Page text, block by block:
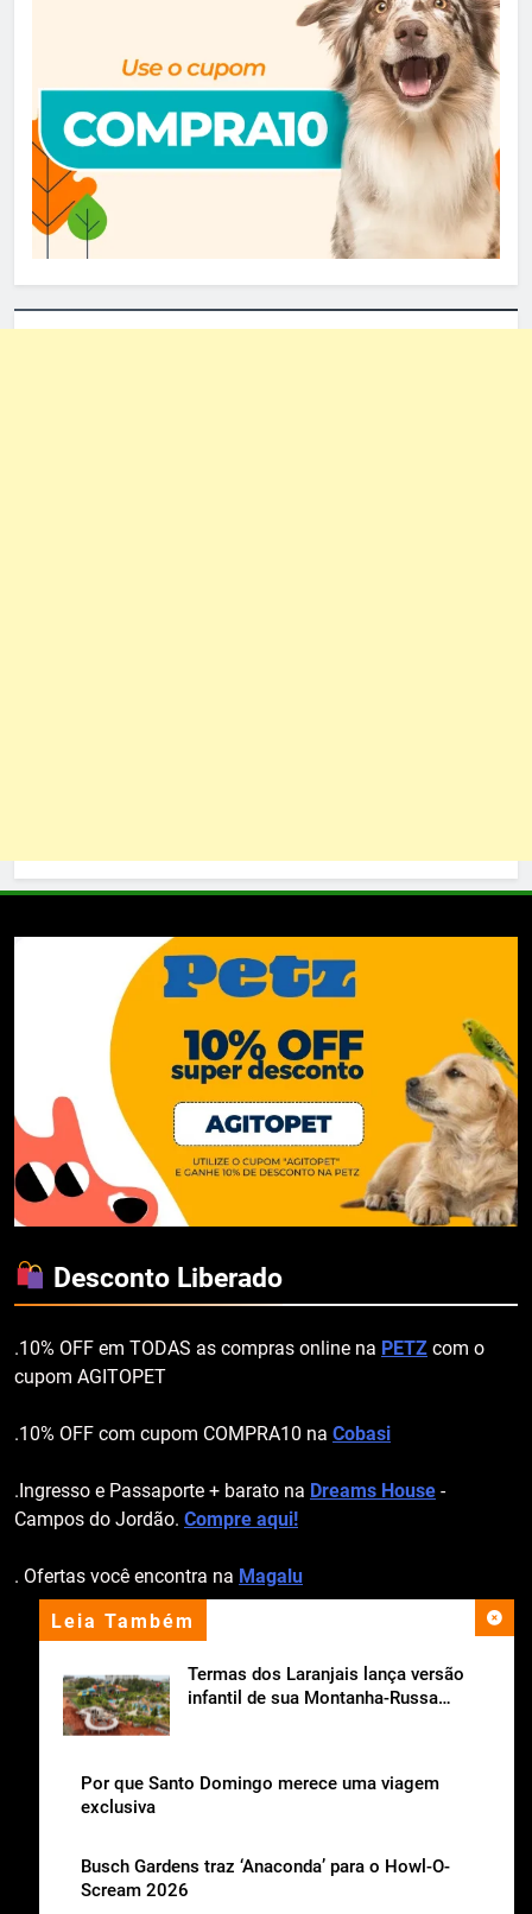
Leia Também
Termas dos Laranjais lança versão
infantil de sua Montanha-Russa
Por que Santo Domingo merece uma viagem
exclusiva
Busch Gardens traz ‘Anaconda’ para o Howl-O-
Scream 2026
Desconto Liberado
.10% OFF em TODAS as compras online na PETZ com o
cupom AGITOPET
.10% OFF com cupom COMPRA10 na Cobasi
.Ingresso e Passaporte + barato na Dreams House -
Campos do Jordão. Compre aqui!
. Ofertas você encontra na Magalu
apoio institucional